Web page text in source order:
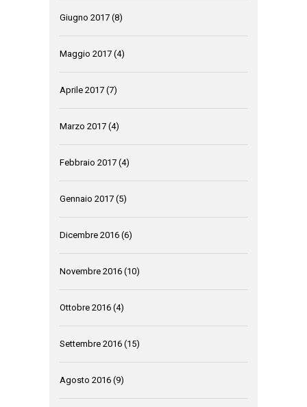
Giugno 2017 (8)
Maggio 2017 (4)
Aprile 2017 (7)
Marzo 2017 (4)
Febbraio 2017 (4)
Gennaio 2017 (5)
Dicembre 2016 (6)
Novembre 2016 (10)
Ottobre 2016 (4)
Settembre 2016 (15)
Agosto 2016 (9)